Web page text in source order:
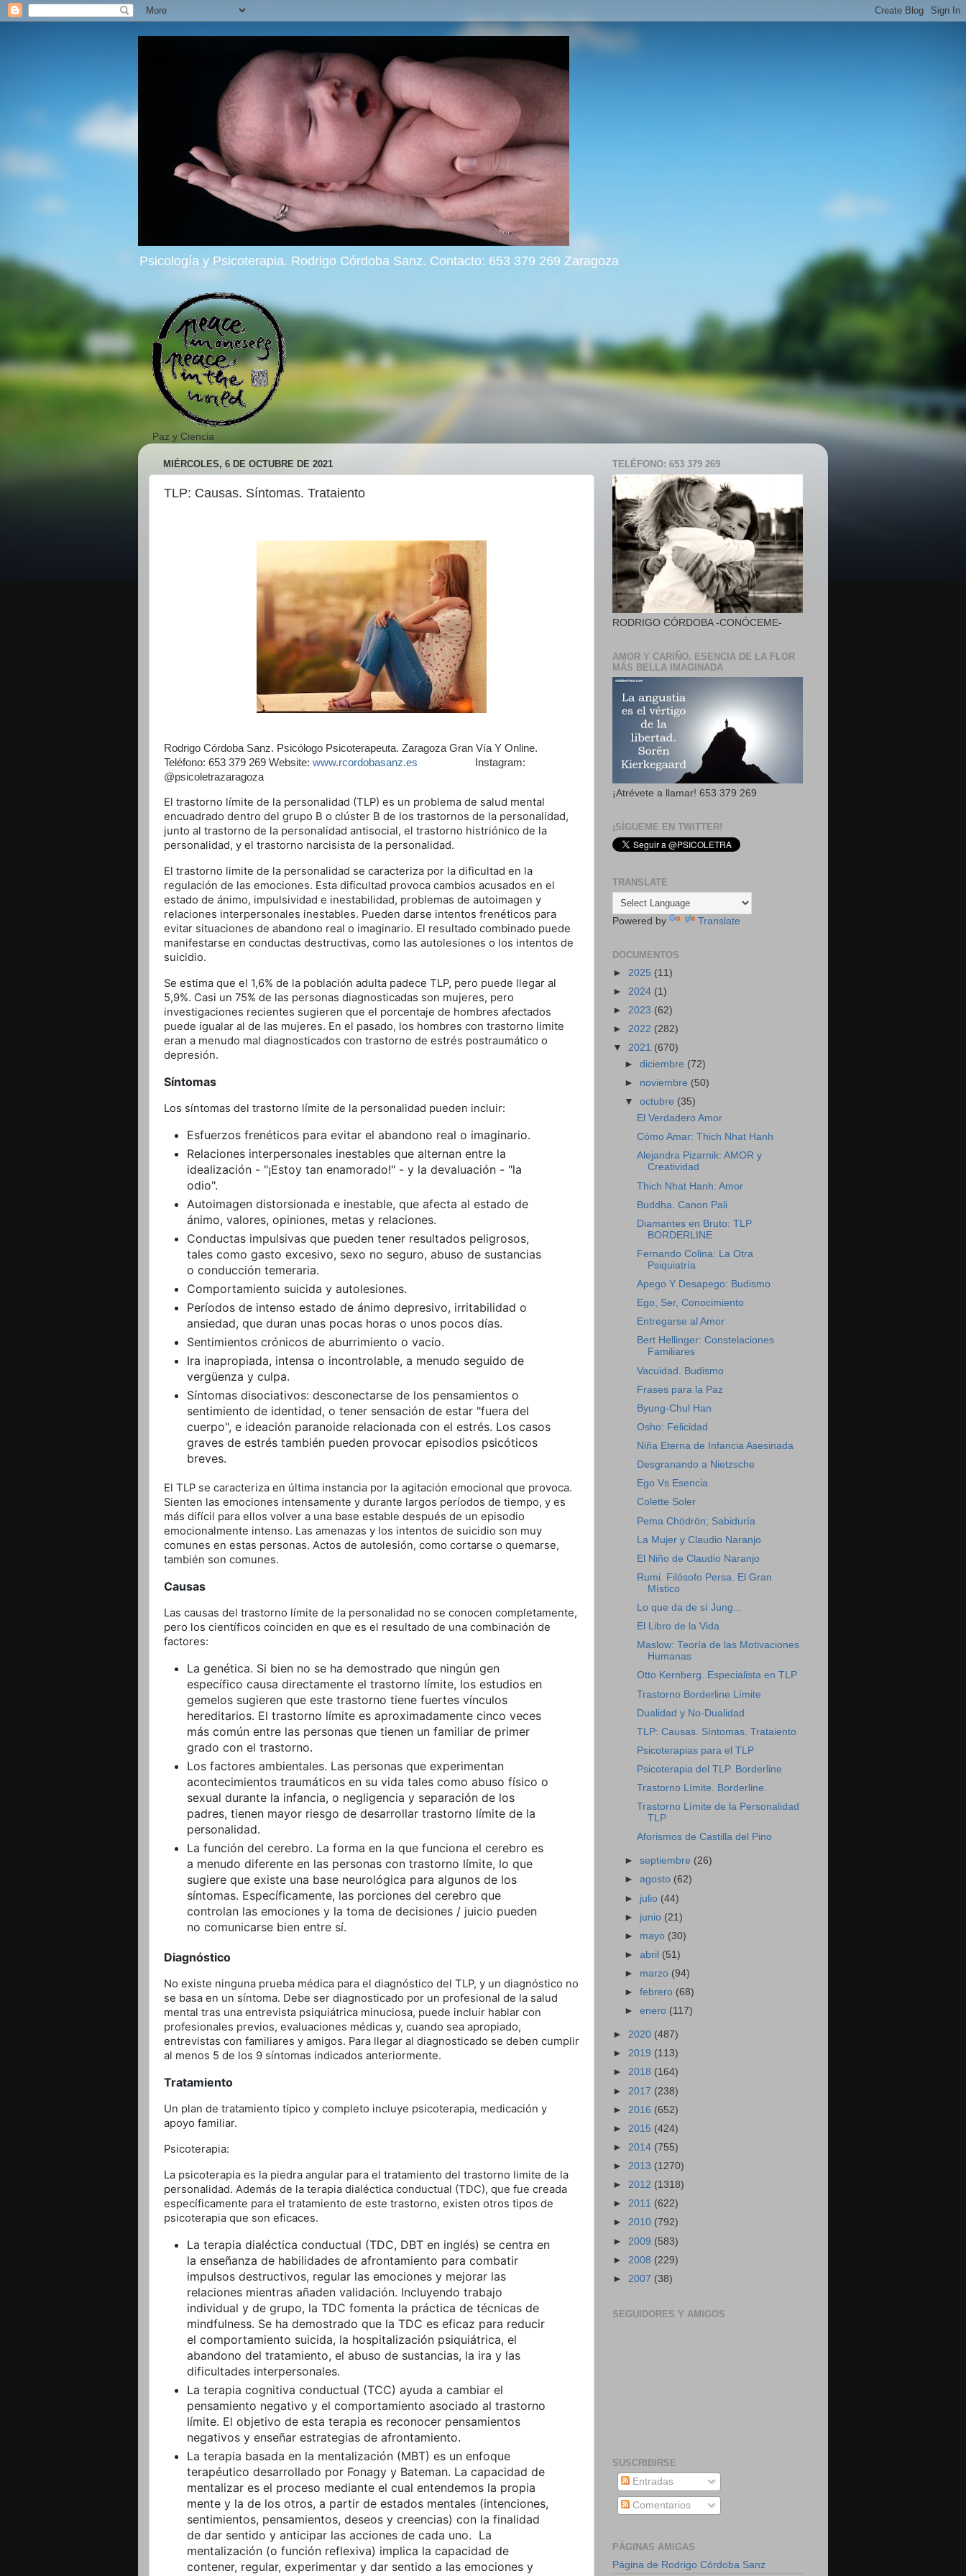
Psicología y Psicoterapia. Rodrigo Córdoba Sanz. Contacto: 653 379 269 Zaragoza
Paz y Ciencia
MIÉRCOLES, 6 DE OCTUBRE DE 2021
TLP: Causas. Síntomas. Trataiento
Rodrigo Córdoba Sanz. Psicólogo Psicoterapeuta. Zaragoza Gran Vía Y Online.
Teléfono: 653 379 269 Website: www.rcordobasanz.es Instagram:
@psicoletrazaragoza
El trastorno límite de la personalidad (TLP) es un problema de salud mental
encuadrado dentro del grupo B o clúster B de los trastornos de la personalidad,
junto al trastorno de la personalidad antisocial, el trastorno histriónico de la
personalidad, y el trastorno narcisista de la personalidad.
El trastorno limite de la personalidad se caracteriza por la dificultad en la
regulación de las emociones. Esta dificultad provoca cambios acusados en el
estado de ánimo, impulsividad e inestabilidad, problemas de autoimagen y
relaciones interpersonales inestables. Pueden darse intentos frenéticos para
evitar situaciones de abandono real o imaginario. El resultado combinado puede
manifestarse en conductas destructivas, como las autolesiones o los intentos de
suicidio.
Se estima que el 1,6% de la población adulta padece TLP, pero puede llegar al
5,9%. Casi un 75% de las personas diagnosticadas son mujeres, pero
investigaciones recientes sugieren que el porcentaje de hombres afectados
puede igualar al de las mujeres. En el pasado, los hombres con trastorno limite
eran a menudo mal diagnosticados con trastorno de estrés postraumático o
depresión.
Síntomas
Los síntomas del trastorno límite de la personalidad pueden incluir:
Esfuerzos frenéticos para evitar el abandono real o imaginario.
Relaciones interpersonales inestables que alternan entre la
idealización - "¡Estoy tan enamorado!" - y la devaluación - "la
odio".
Autoimagen distorsionada e inestable, que afecta al estado de
ánimo, valores, opiniones, metas y relaciones.
Conductas impulsivas que pueden tener resultados peligrosos,
tales como gasto excesivo, sexo no seguro, abuso de sustancias
o conducción temeraria.
Comportamiento suicida y autolesiones.
Períodos de intenso estado de ánimo depresivo, irritabilidad o
ansiedad, que duran unas pocas horas o unos pocos días.
Sentimientos crónicos de aburrimiento o vacío.
Ira inapropiada, intensa o incontrolable, a menudo seguido de
vergüenza y culpa.
Síntomas disociativos: desconectarse de los pensamientos o
sentimiento de identidad, o tener sensación de estar "fuera del
cuerpo", e ideación paranoide relacionada con el estrés. Los casos
graves de estrés también pueden provocar episodios psicóticos
breves.
El TLP se caracteriza en última instancia por la agitación emocional que provoca.
Sienten las emociones intensamente y durante largos períodos de tiempo, y es
más difícil para ellos volver a una base estable después de un episodio
emocionalmente intenso. Las amenazas y los intentos de suicidio son muy
comunes en estas personas. Actos de autolesión, como cortarse o quemarse,
también son comunes.
Causas
Las causas del trastorno límite de la personalidad no se conocen completamente,
pero los científicos coinciden en que es el resultado de una combinación de
factores:
La genética. Si bien no se ha demostrado que ningún gen
específico causa directamente el trastorno límite, los estudios en
gemelos sugieren que este trastorno tiene fuertes vínculos
hereditarios. El trastorno límite es aproximadamente cinco veces
más común entre las personas que tienen un familiar de primer
grado con el trastorno.
Los factores ambientales. Las personas que experimentan
acontecimientos traumáticos en su vida tales como abuso físico o
sexual durante la infancia, o negligencia y separación de los
padres, tienen mayor riesgo de desarrollar trastorno límite de la
personalidad.
La función del cerebro. La forma en la que funciona el cerebro es
a menudo diferente en las personas con trastorno límite, lo que
sugiere que existe una base neurológica para algunos de los
síntomas. Específicamente, las porciones del cerebro que
controlan las emociones y la toma de decisiones / juicio pueden
no comunicarse bien entre sí.
Diagnóstico
No existe ninguna prueba médica para el diagnóstico del TLP, y un diagnóstico no
se basa en un síntoma. Debe ser diagnosticado por un profesional de la salud
mental tras una entrevista psiquiátrica minuciosa, puede incluir hablar con
profesionales previos, evaluaciones médicas y, cuando sea apropiado,
entrevistas con familiares y amigos. Para llegar al diagnosticado se deben cumplir
al menos 5 de los 9 síntomas indicados anteriormente.
Tratamiento
Un plan de tratamiento típico y completo incluye psicoterapia, medicación y
apoyo familiar.
Psicoterapia:
La psicoterapia es la piedra angular para el tratamiento del trastorno limite de la
personalidad. Además de la terapia dialéctica conductual (TDC), que fue creada
específicamente para el tratamiento de este trastorno, existen otros tipos de
psicoterapia que son eficaces.
La terapia dialéctica conductual (TDC, DBT en inglés) se centra en
la enseñanza de habilidades de afrontamiento para combatir
impulsos destructivos, regular las emociones y mejorar las
relaciones mientras añaden validación. Incluyendo trabajo
individual y de grupo, la TDC fomenta la práctica de técnicas de
mindfulness. Se ha demostrado que la TDC es eficaz para reducir
el comportamiento suicida, la hospitalización psiquiátrica, el
abandono del tratamiento, el abuso de sustancias, la ira y las
dificultades interpersonales.
La terapia cognitiva conductual (TCC) ayuda a cambiar el
pensamiento negativo y el comportamiento asociado al trastorno
límite. El objetivo de esta terapia es reconocer pensamientos
negativos y enseñar estrategias de afrontamiento.
La terapia basada en la mentalización (MBT) es un enfoque
terapéutico desarrollado por Fonagy y Bateman. La capacidad de
mentalizar es el proceso mediante el cual entendemos la propia
mente y la de los otros, a partir de estados mentales (intenciones,
sentimientos, pensamientos, deseos y creencias) con la finalidad
de dar sentido y anticipar las acciones de cada uno. La
mentalización (o función reflexiva) implica la capacidad de
contener, regular, experimentar y dar sentido a las emociones y
TELÉFONO: 653 379 269
RODRIGO CÓRDOBA -CONÓCEME-
AMOR Y CARIÑO. ESENCIA DE LA FLOR
MÁS BELLA IMAGINADA
¡Atrévete a llamar! 653 379 269
¡SÍGUEME EN TWITTER!
TRANSLATE
Powered by Translate
DOCUMENTOS
► 2025 (11)
► 2024 (1)
► 2023 (62)
► 2022 (282)
▼ 2021 (670)
►diciembre (72)
► noviembre (50)
▼octubre (35)
El Verdadero Amor
Cómo Amar: Thich Nhat Hanh
Alejandra Pizarnik: AMOR y
Creatividad
Thich Nhat Hanh: Amor
Buddha. Canon Pali
Diamantes en Bruto: TLP
BORDERLINE
Fernando Colina: La Otra
Psiquiatría
Apego Y Desapego: Budismo
Ego, Ser, Conocimiento
Entregarse al Amor
Bert Hellinger: Constelaciones
Familiares
Vacuidad. Budismo
Frases para la Paz
Byung-Chul Han
Osho: Felicidad
Niña Eterna de Infancia Asesinada
Desgranando a Nietzsche
Ego Vs Esencia
Colette Soler
Pema Chödrön; Sabiduría
La Mujer y Claudio Naranjo
El Niño de Claudio Naranjo
Rumi. Filósofo Persa. El Gran
Místico
Lo que da de sí Jung...
El Libro de la Vida
Maslow: Teoría de las Motivaciones
Humanas
Otto Kernberg. Especialista en TLP
Trastorno Borderline Límite
Dualidad y No-Dualidad
TLP: Causas. Síntomas. Trataiento
Psicoterapias para el TLP
Psicoterapia del TLP. Borderline
Trastorno Límite. Borderline.
Trastorno Límite de la Personalidad
TLP
Aforismos de Castilla del Pino
►septiembre (26)
►agosto (62)
► julio (44)
► junio (21)
► mayo (30)
►abril (51)
► marzo (94)
►febrero (68)
►enero (117)
► 2020 (487)
► 2019 (113)
► 2018 (164)
► 2017 (238)
► 2016 (652)
► 2015 (424)
► 2014 (755)
► 2013 (1270)
► 2012 (1318)
► 2011 (622)
► 2010 (792)
► 2009 (583)
► 2008 (229)
► 2007 (38)
SEGUIDORES Y AMIGOS
SUSCRIBIRSE
Entradas
Comentarios
PÁGINAS AMIGAS
Página de Rodrigo Córdoba Sanz